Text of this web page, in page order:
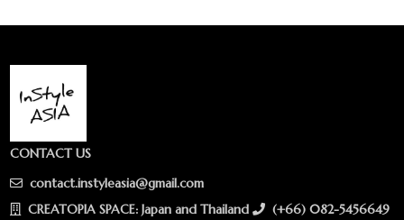
CONTACT US
contact.instyleasia@gmail.com
CREATOPIA SPACE: Japan and Thailand
(+66) 082-5456649